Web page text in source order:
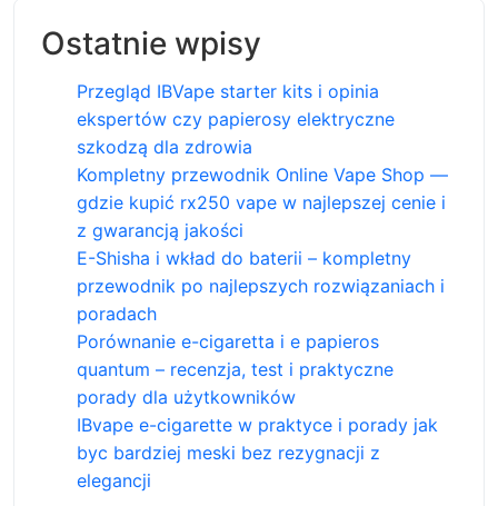
Ostatnie wpisy
Przegląd IBVape starter kits i opinia
ekspertów czy papierosy elektryczne
szkodzą dla zdrowia
Kompletny przewodnik Online Vape Shop —
gdzie kupić rx250 vape w najlepszej cenie i
z gwarancją jakości
E-Shisha i wkład do baterii – kompletny
przewodnik po najlepszych rozwiązaniach i
poradach
Porównanie e-cigaretta i e papieros
quantum – recenzja, test i praktyczne
porady dla użytkowników
IBvape e-cigarette w praktyce i porady jak
byc bardziej meski bez rezygnacji z
elegancji